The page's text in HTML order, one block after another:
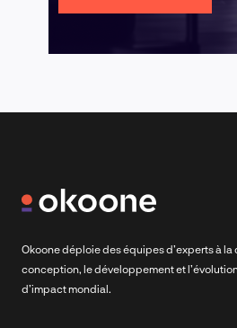
Okoone déploie des équipes d’experts à
conception, le développement et
d’impact mondial.